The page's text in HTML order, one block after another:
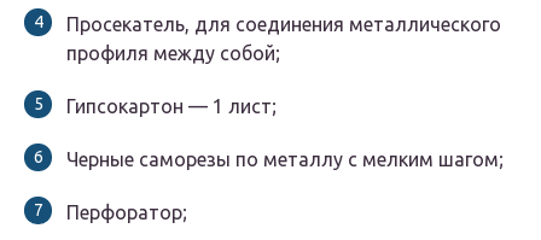
Просекатель, для соединения металлического
профиля между собой;
Гипсокартон — 1 лист;
Черные саморезы по металлу с мелким шагом;
Перфоратор;